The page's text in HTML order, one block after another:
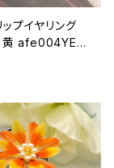
プイヤリング
：黄 afe004YE
対応》